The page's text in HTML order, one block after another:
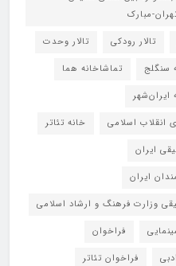
مبارک
تالار رودکی
تالار وحدت
سنگلج
تماشاخانه هما
ایران‌شهر
انقلاب اسلامی
خانه تئاتر
ایران
ایران
وزارت فرهنگ و ارشاد اسلامی
فراخوان
فراخوان تئاتر